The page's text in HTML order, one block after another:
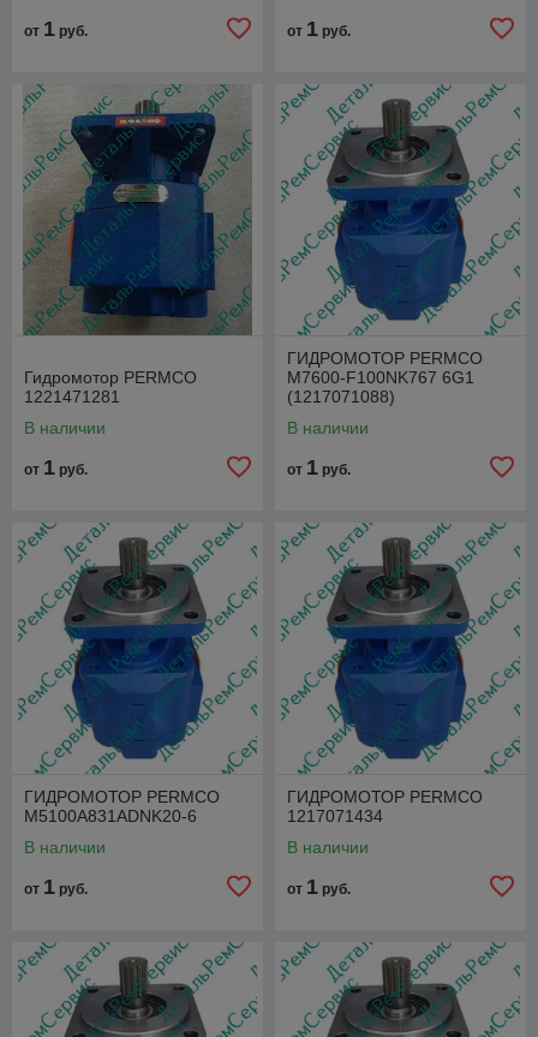
от 1 руб. от 1 руб.
Гидромотор PERMCO
1221471281
В наличии
от 1 руб.
ГИДРОМОТОР PERMCO
M7600-F100NK767 6G1
(1217071088)
В наличии
от 1 руб.
ГИДРОМОТОР PERMCO
M5100A831ADNK20-6
В наличии
от 1 руб.
ГИДРОМОТОР PERMCO
1217071434
В наличии
от 1 руб.